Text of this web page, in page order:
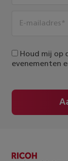
Houd mij op
evenementen